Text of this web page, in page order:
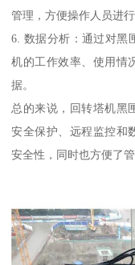
管理，方便操作人员进
6. 数据分析：通过对黑
机的工作效率、使用情
据。
总的来说，回转塔机黑
安全保护、远程监控和
安全性，同时也方便了管